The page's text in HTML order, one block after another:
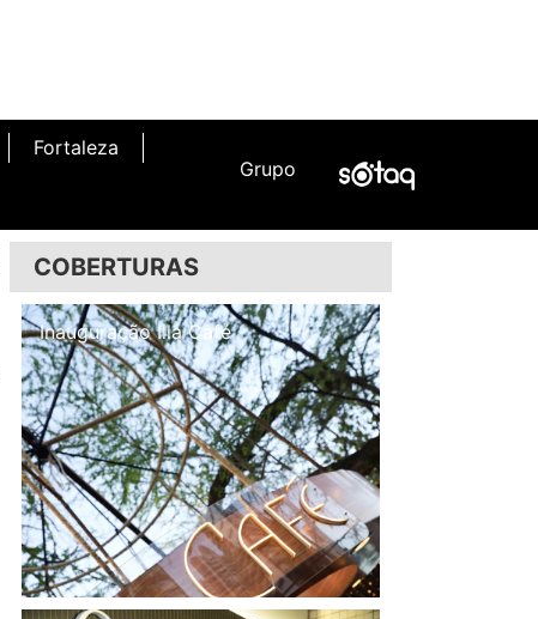
Fortaleza
Grupo
COBERTURAS
Inauguração Illa Café